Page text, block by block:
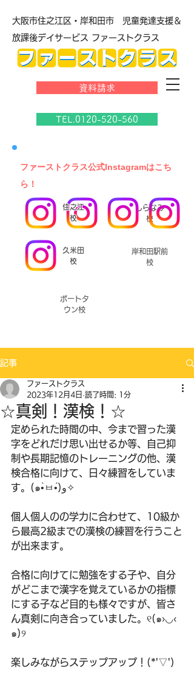
大阪市住之江区・岸和田市 児童発達支援＆
放課後デイサービス ファーストクラス
資料請求
TEL.0120-520-560
​ファーストクラス公式Instagramはこち
ら！
しらなみ
校
久米田
校
岸和田駅前
校
ポートタ
ウン校
住之江
校
記事
☆真剣！漢検！☆
ファーストクラス
2023年12月4日 読了時間: 1分
定められた時間の中、今まで習った漢
字をどれだけ思い出せるか等、自己抑
制や長期記憶のトレーニングの他、漢
検合格に向けて、日々練習をしていま
す。(๑•̀ㅂ•́)و✧
個人個人のの学力に合わせて、10級か
ら最高2級までの漢検の練習を行うこと
が出来ます。
合格に向けてに勉強をする子や、自分
がどこまで漢字を覚えているかの指標
にする子など目的も様々ですが、皆さ
ん真剣に向き合っていました。୧(๑›◡‹
๑)୨
楽しみながらステップアップ！(*'▽')